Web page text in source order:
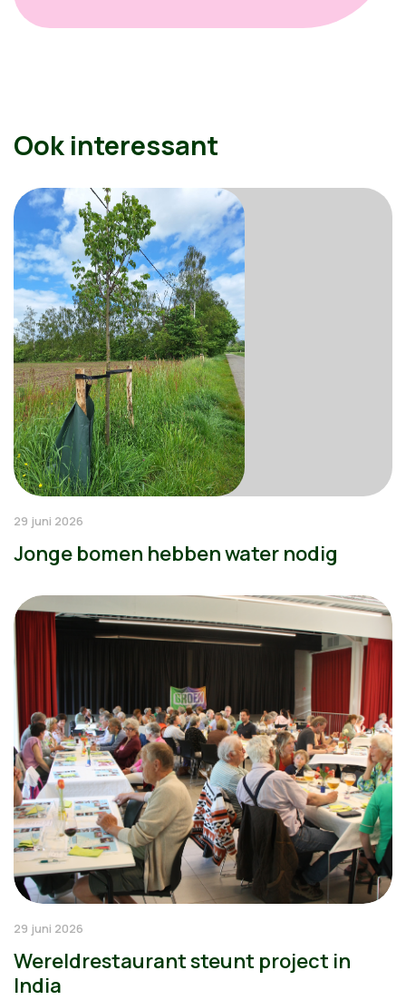
Ook interessant
29 juni 2026
Jonge bomen hebben water nodig
29 juni 2026
Wereldrestaurant steunt project in
India